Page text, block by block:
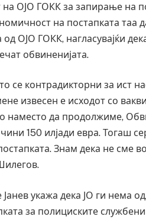
ОЈО ГОКК за запирање на
на постапката таа
ОЈО ГОКК, нагласувајќи
обвиненијата.
се контрадикторни за ист
извесен е исходот со
наместо да продолжиме,
150 илјади евра. Тогаш
Знам дека не сме
укажа дека ЈО ги нема
за полициските